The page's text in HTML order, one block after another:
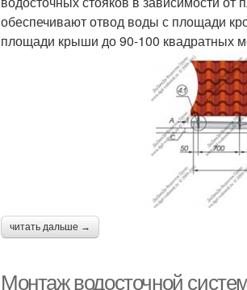
обеспечивают отвод воды с площади
площади крыши до 90-100 квадратных
читать дальше →
Монтаж водосточной